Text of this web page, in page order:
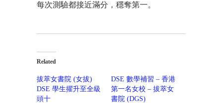
每次測驗都接近滿分，穩奪第一。
Related
拔萃女書院 (女拔)
DSE 學生擢升至全級
頭十
DSE 數學補習 – 香港
第一名女校 – 拔萃女
書院 (DGS)